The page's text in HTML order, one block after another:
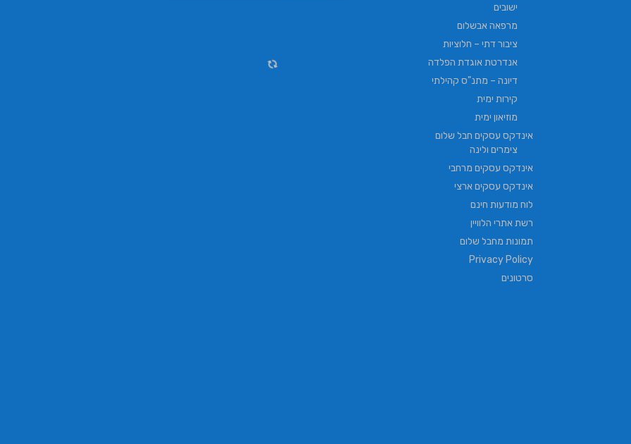
ישובים
מרפאה אבשלום
ציבור דתי – חלוציות
אנדרטת אוגדת הפלדה
דיונה – מתנ"ס קהילתי
קירות ימית
מוזיאון ימית
אינדקס עסקים חבל שלום
צימרים ולינה
אינדקס עסקים מרחבי
אינדקס עסקים ארצי
לוח מודעות חינם
רשת אתרי הלוויין
תמונות מחבל שלום
Privacy Policy
סרטונים